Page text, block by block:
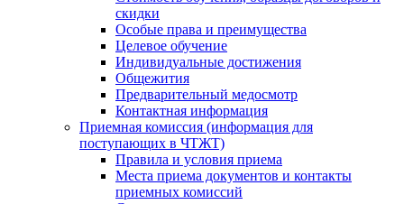
скидки
Особые права и преимущества
Целевое обучение
Индивидуальные достижения
Общежития
Предварительный медосмотр
Контактная информация
Приемная комиссия (информация для
поступающих в ЧТЖТ)
Правила и условия приема
Места приема документов и контакты
приемных комиссий